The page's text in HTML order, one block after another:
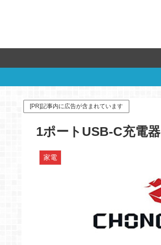
[PR]記事内に広告が含まれています
1ポートUSB-C充電
家電